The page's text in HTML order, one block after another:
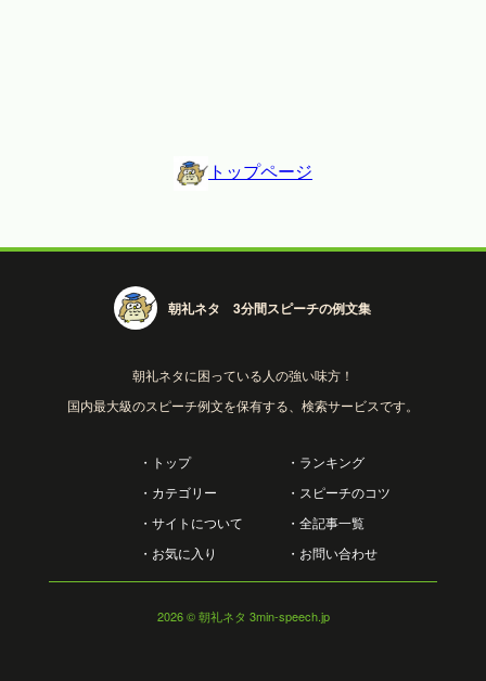
トップページ
朝礼ネタ 3分間スピーチの例文集
朝礼ネタに困っている人の強い味方！
国内最大級のスピーチ例文を保有する、検索サービスです。
・トップ
・カテゴリー
・サイトについて
・お気に入り
・ランキング
・スピーチのコツ
・全記事一覧
・お問い合わせ
2026© 朝礼ネタ 3min-speech.jp